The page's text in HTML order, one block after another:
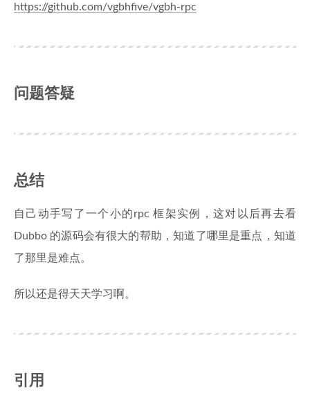
https://github.com/vgbhfive/vgbh-rpc
问题答疑
总结
自己动手写了一个小的rpc 框架实例，这对以后再去看
Dubbo 的源码会有很大的帮助，知道了哪里是重点，知道
了那里是难点。
所以还是得天天学习啊。
引用